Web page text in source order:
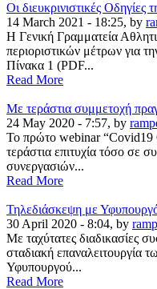
Οι διευκρινιστικές
14 March 2021 - 18:25, by
Η Γενική Γραμματεία
περιοριστικών μέτρων για
Πίνακα 1 (PDF...
Read More
Με τεράστια συμμετοχή
24 May 2020 - 7:57, by
Το πρώτο webinar “Covid19
τεράστια επιτυχία τόσο σε
συνεργασιών...
Read More
Τηλεδιάσκεψη με
30 April 2020 - 8:04, by
Με ταχύτατες διαδικασίες
σταδιακή επαναλειτουργία
Υφυπουργού...
Read More